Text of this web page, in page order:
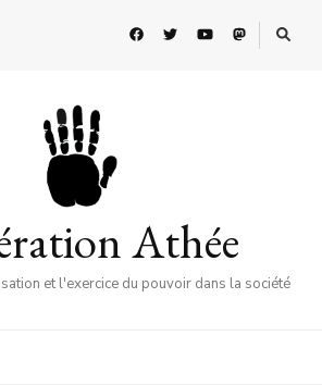
Athée
et l'exercice du pouvoir dans la société